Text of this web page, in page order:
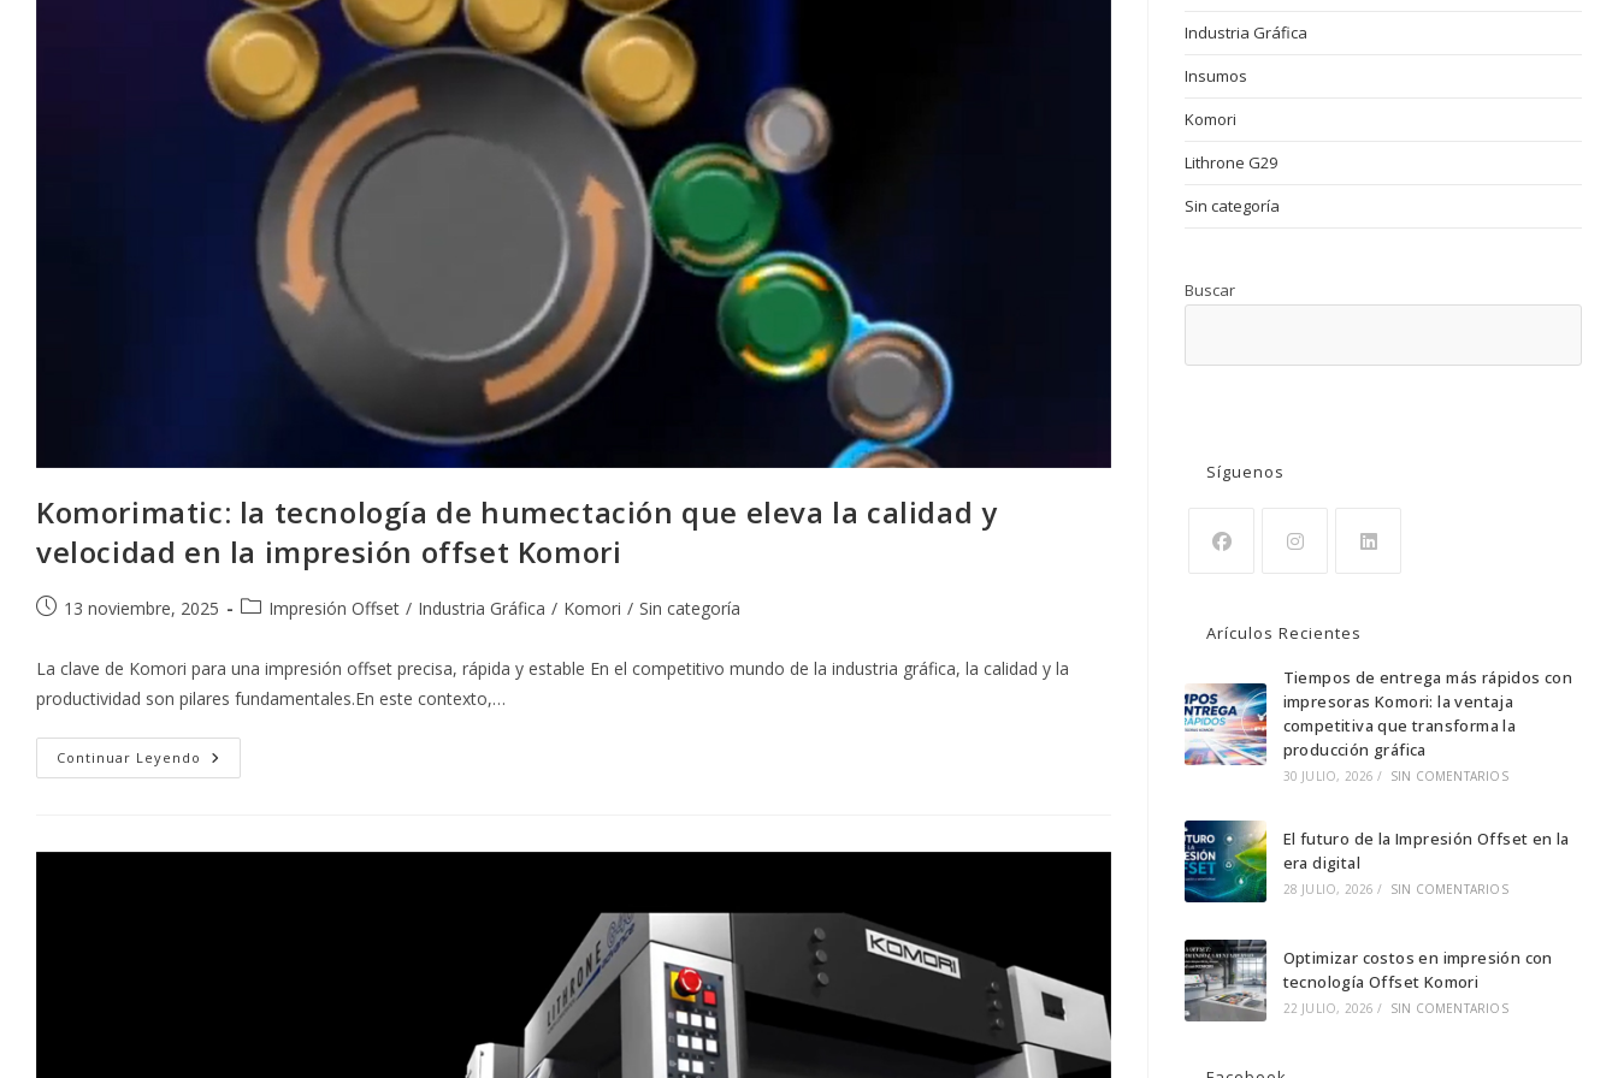
Komorimatic: la tecnología de humectación que eleva la calidad y
velocidad en la impresión offset Komori
Publicación
entrada:
13 noviembre, 2025
Categoría
entrada:
Impresión Offset / Industria Gráfica / Komori / Sin categoría
La clave de Komori para una impresión offset precisa, rápida y estable En el competitivo mundo de la industria gráfica, la calidad y la
productividad son pilares fundamentales.En este contexto,…
Continuar Leyendo Komorimatic:
La
Eleva
Industria Gráfica
Insumos
Komori
Lithrone G29
Sin categoría
Buscar
Síguenos
una
nueva
pestaña
una
nueva
pestaña
una
nueva
pestaña
Arículos Recientes
Tiempos de entrega más rápidos con
impresoras Komori: la ventaja
competitiva que transforma la
producción gráfica
30 JULIO, 2026 / SIN COMENTARIOS
El futuro de la Impresión Offset en la
era digital
28 JULIO, 2026 / SIN COMENTARIOS
Optimizar costos en impresión con
tecnología Offset Komori
22 JULIO, 2026 / SIN COMENTARIOS